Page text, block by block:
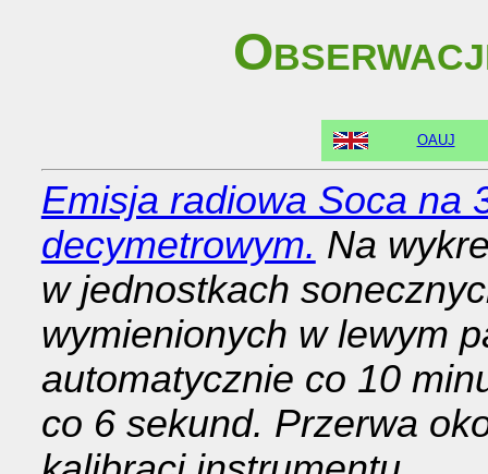
OAUJ
Emisja radiowa Soca na
decymetrowym. Na
w jednostkach
wymienionych w lewym
automatycznie co 10
co 6 sekund. Przerwa